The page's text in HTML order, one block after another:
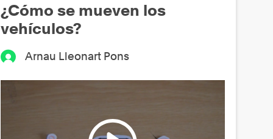
¿Cómo se mueven los
vehículos?
Arnau Lleonart Pons